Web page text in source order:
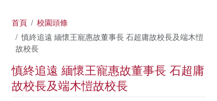
首頁
校園頭條
慎終追遠 緬懷王寵惠故董事長 石超庸故校長及端木愷
故校長
慎終追遠 緬懷王寵惠故董事長 石超庸
故校長及端木愷故校長